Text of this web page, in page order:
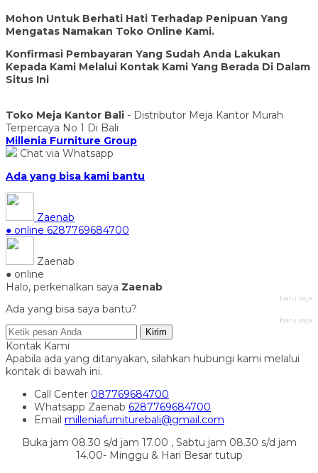
Mohon Untuk Berhati Hati Terhadap Penipuan Yang
Mengatas Namakan Toko Online Kami.
Konfirmasi Pembayaran Yang Sudah Anda Lakukan
Kepada Kami Melalui Kontak Kami Yang Berada Di Dalam
Situs Ini
Toko Meja Kantor Bali - Distributor Meja Kantor Murah
Terpercaya No 1 Di Bali
Millenia Furniture Group
Chat via Whatsapp
Ada yang bisa kami bantu
Zaenab
● online 6287769684700
Zaenab
● online
Halo, perkenalkan saya Zaenab
baru saja
Ada yang bisa saya bantu?
baru saja
Kirim
Kontak Kami
Apabila ada yang ditanyakan, silahkan hubungi kami melalui
kontak di bawah ini.
Call Center 087769684700
Whatsapp Zaenab 6287769684700
Email milleniafurniturebali@gmail.com
Buka jam 08.30 s/d jam 17.00 , Sabtu jam 08.30 s/d jam
14.00- Minggu & Hari Besar tutup